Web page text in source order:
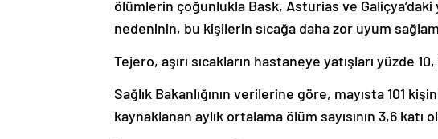
ölümlerin çoğunlukla Bask, Asturias ve
nedeninin, bu kişilerin sıcağa daha zor uyum
Tejero, aşırı sıcakların hastaneye yatışları yüzde 10,
Sağlık Bakanlığının verilerine göre, mayısta 101
kaynaklanan aylık ortalama ölüm sayısının 3,6 katı